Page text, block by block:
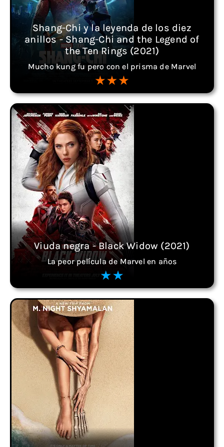
Shang-Chi y la leyenda de los diez
anillos - Shang-Chi and the Legend of
the Ten Rings (2021)
Mucho kung fu pero con el prisma de Marvel
Viuda negra - Black Widow (2021)
La peor película de Marvel en años